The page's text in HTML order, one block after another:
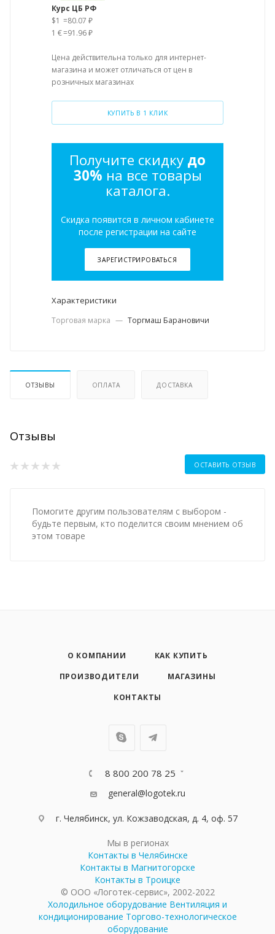
Курс ЦБ РФ
$1 =80.07 ₽
1 €=91.96 ₽
Цена действительна только для интернет-
магазина и может отличаться от цен в
розничных магазинах
КУПИТЬ В 1 КЛИК
Получите скидку до
30% на все товары
каталога.
Скидка появится в личном кабинете
после регистрации на сайте
ЗАРЕГИСТРИРОВАТЬСЯ
Характеристики
Торговая марка — Торгмаш Барановичи
ОТЗЫВЫ ОПЛАТА ДОСТАВКА
Отзывы
ОСТАВИТЬ ОТЗЫВ
Помогите другим пользователям с выбором -
будьте первым, кто поделится своим мнением об
этом товаре
О КОМПАНИИ
КАК КУПИТЬ
ПРОИЗВОДИТЕЛИ
МАГАЗИНЫ
КОНТАКТЫ
8 800 200 78 25
general@logotek.ru
г. Челябинск, ул. Кожзаводская, д. 4, оф. 57
Мы в регионах
Контакты в Челябинске
Контакты в Магнитогорске
Контакты в Троицке
© ООО «Логотек-сервис», 2002-2022
Холодильное оборудование Вентиляция и
кондиционирование Торгово-технологическое
оборудование